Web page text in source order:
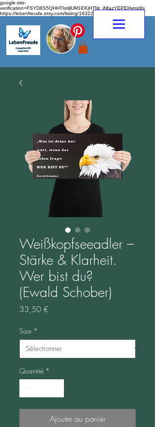
google-site-
verification=FSYD8S5QHHTIsrljlUM1EKjHTNt_jNfazYEPEHymz8s
https://lebenfreude.etsy.com/listing/1632263968
Weißkopfseeadler –
Stärke & Klarheit.
Wer bist du?
(Ewald Schober)
33,50 €
Size *
Quantité *
Ajouter au panier